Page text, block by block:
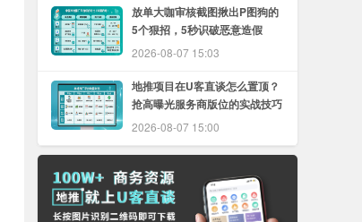
放单大咖审核截图揪出P图狗的
5个狠招，5秒识破恶意造假
2026-08-07 15:03
地推项目在U客直谈怎么置顶？
抢高曝光服务商版位的实战技巧
2026-08-07 15:00